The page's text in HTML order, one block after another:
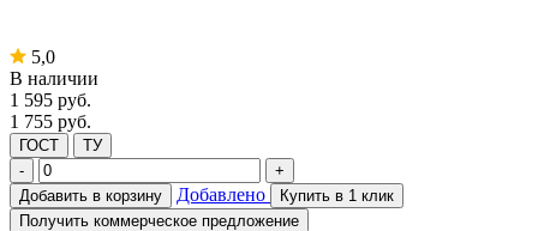
5,0
В наличии
1 595 руб.
1 755 руб.
ГОСТ
ТУ
-
+
Добавить в корзину
Добавлено
Купить в 1 клик
Получить коммерческое предложение